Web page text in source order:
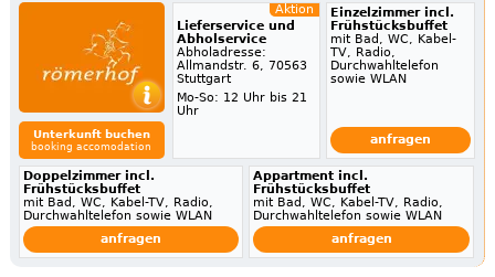
Unterkunft buchen
booking accomodation
Aktion
Lieferservice und
Abholservice
Abholadresse:
Allmandstr. 6, 70563
Stuttgart
Mo-So: 12 Uhr bis 21
Uhr
Einzelzimmer incl.
Frühstücksbuffet
mit Bad, WC, Kabel-
TV, Radio,
Durchwahltelefon
sowie WLAN
anfragen
Doppelzimmer incl.
Frühstücksbuffet
mit Bad, WC, Kabel-TV, Radio,
Durchwahltelefon sowie WLAN
anfragen
Appartment incl.
Frühstücksbuffet
mit Bad, WC, Kabel-TV, Radio,
Durchwahltelefon sowie WLAN
anfragen